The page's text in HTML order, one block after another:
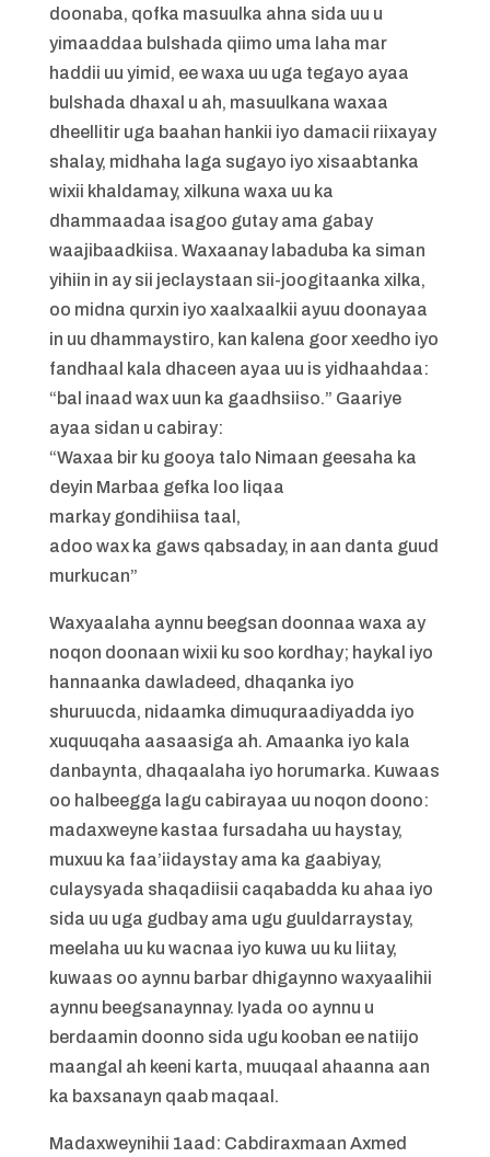
doonaba, qofka masuulka ahna sida uu u
yimaaddaa bulshada qiimo uma laha mar
haddii uu yimid, ee waxa uu uga tegayo ayaa
bulshada dhaxal u ah, masuulkana waxaa
dheellitir uga baahan hankii iyo damacii riixayay
shalay, midhaha laga sugayo iyo xisaabtanka
wixii khaldamay, xilkuna waxa uu ka
dhammaadaa isagoo gutay ama gabay
waajibaadkiisa. Waxaanay labaduba ka siman
yihiin in ay sii jeclaystaan sii-joogitaanka xilka,
oo midna qurxin iyo xaalxaalkii ayuu doonayaa
in uu dhammaystiro, kan kalena goor xeedho iyo
fandhaal kala dhaceen ayaa uu is yidhaahdaa:
“bal inaad wax uun ka gaadhsiiso.” Gaariye
ayaa sidan u cabiray:
“Waxaa bir ku gooya talo Nimaan geesaha ka
deyin Marbaa gefka loo liqaa
markay gondihiisa taal,
adoo wax ka gaws qabsaday, in aan danta guud
murkucan”
Waxyaalaha aynnu beegsan doonnaa waxa ay
noqon doonaan wixii ku soo kordhay; haykal iyo
hannaanka dawladeed, dhaqanka iyo
shuruucda, nidaamka dimuquraadiyadda iyo
xuquuqaha aasaasiga ah. Amaanka iyo kala
danbaynta, dhaqaalaha iyo horumarka. Kuwaas
oo halbeegga lagu cabirayaa uu noqon doono:
madaxweyne kastaa fursadaha uu haystay,
muxuu ka faa’iidaystay ama ka gaabiyay,
culaysyada shaqadiisii caqabadda ku ahaa iyo
sida uu uga gudbay ama ugu guuldarraystay,
meelaha uu ku wacnaa iyo kuwa uu ku liitay,
kuwaas oo aynnu barbar dhigaynno waxyaalihii
aynnu beegsanaynnay. Iyada oo aynnu u
berdaamin doonno sida ugu kooban ee natiijo
maangal ah keeni karta, muuqaal ahaanna aan
ka baxsanayn qaab maqaal.
Madaxweynihii 1aad: Cabdiraxmaan Axmed